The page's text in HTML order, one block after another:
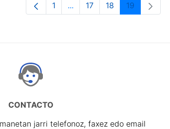
Orrialdea
1 ...Intermediate Pages Use
Orrialdea
17 Orrialdea
18 Orrialdea
19
CONTACTO
jarri telefonoz, faxez edo email